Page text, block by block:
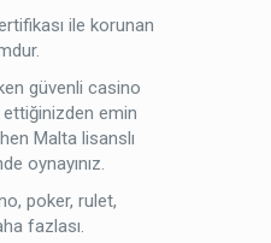
ile korunan
güvenli casino
emin
Malta lisanslı
oynayınız.
poker, rulet,
fazlası.